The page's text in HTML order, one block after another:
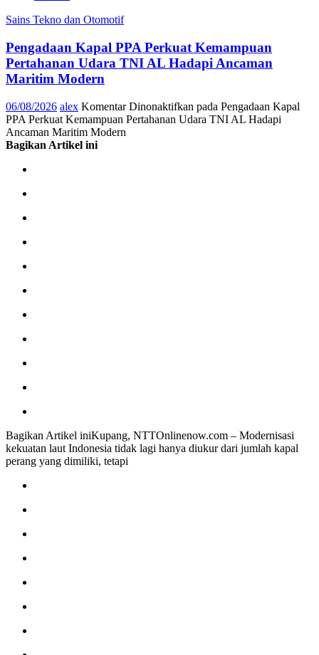
Sains Tekno dan Otomotif
Pengadaan Kapal PPA Perkuat Kemampuan
Pertahanan Udara TNI AL Hadapi Ancaman
Maritim Modern
06/08/2026 alex Komentar Dinonaktifkan pada Pengadaan Kapal
PPA Perkuat Kemampuan Pertahanan Udara TNI AL Hadapi
Ancaman Maritim Modern
Bagikan Artikel ini
Bagikan Artikel iniKupang, NTTOnlinenow.com – Modernisasi
kekuatan laut Indonesia tidak lagi hanya diukur dari jumlah kapal
perang yang dimiliki, tetapi